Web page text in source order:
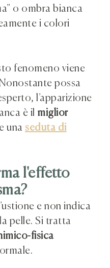
o ombra bianca
i colori
fenomeno viene
possa
l’apparizione
è il miglior
una seduta di
l'effetto
e non indica
pelle. Si tratta
fisica